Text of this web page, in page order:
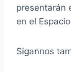
presentarán
en el
Sigannos